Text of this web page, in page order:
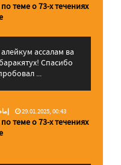
теме о 73-х течениях
Спасибо
...
29.01.2025, 00:43
теме о 73-х течениях